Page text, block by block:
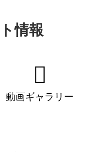
情報
動画ギャラリー